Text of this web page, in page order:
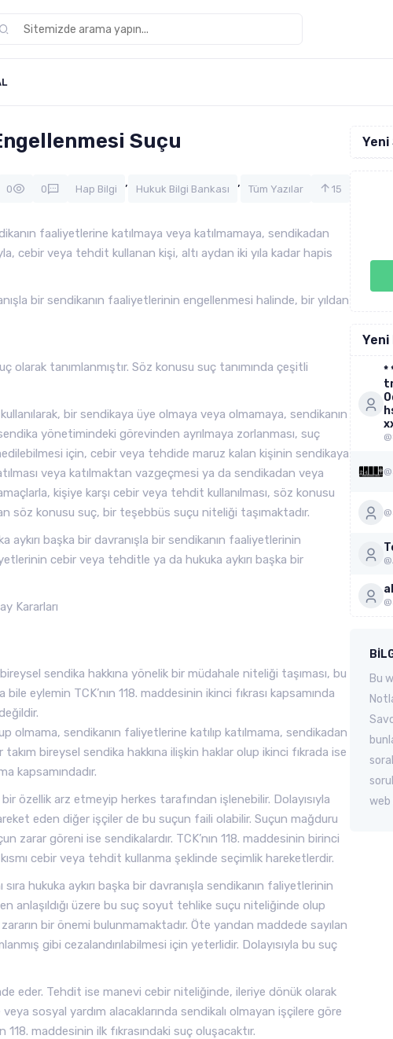
Suçu
0 0 Hap Bilgi , Hukuk Bilgi Bankası , Tüm Yazılar 15
faaliyetlerine katılmaya veya katılmamaya, sendikadan
cebir veya tehdit kullanan kişi, altı aydan iki yıla kadar hapis
bir sendikanın faaliyetlerinin engellenmesi halinde, bir yıldan
olarak tanımlanmıştır. Söz konusu suç tanımında çeşitli
bir sendikaya üye olmaya veya olmamaya, sendikanın
yönetimindeki görevinden ayrılmaya zorlanması, suç
için, cebir veya tehdide maruz kalan kişinin sendikaya
veya katılmaktan vazgeçmesi ya da sendikadan veya
kişiye karşı cebir veya tehdit kullanılması, söz konusu
söz konusu suç, bir teşebbüs suçu niteliği taşımaktadır.
aykırı başka bir davranışla bir sendikanın faaliyetlerinin
cebir veya tehditle ya da hukuka aykırı başka bir
Kararları
sendika hakkına yönelik bir müdahale niteliği taşıması, bu
eylemin TCK’nın 118. maddesinin ikinci fıkrası kapsamında
olmama, sendikanın faliyetlerine katılıp katılmama, sendikadan
bireysel sendika hakkına ilişkin haklar olup ikinci fıkrada ise
kapsamındadır.
özellik arz etmeyip herkes tarafından işlenebilir. Dolayısıyla
eden diğer işçiler de bu suçun faili olabilir. Suçun mağduru
zarar göreni ise sendikalardır. TCK’nın 118. maddesinin birinci
cebir veya tehdit kullanma şeklinde seçimlik hareketlerdir.
hukuka aykırı başka bir davranışla sendikanın faliyetlerinin
anlaşıldığı üzere bu suç soyut tehlike suçu niteliğinde olup
bir önemi bulunmamaktadır. Öte yandan maddede sayılan
gibi cezalandırılabilmesi için yeterlidir. Dolayısıyla bu suç
eder. Tehdit ise manevi cebir niteliğinde, ileriye dönük olarak
sosyal yardım alacaklarında sendikalı olmayan işçilere göre
maddesinin ilk fıkrasındaki suç oluşacaktır.
Yeni
*
Bu
web